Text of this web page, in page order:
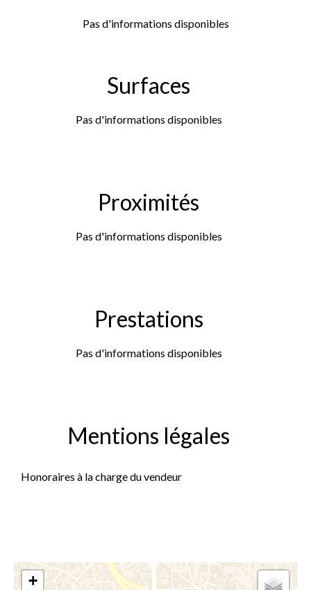
Pas d'informations disponibles
Surfaces
Pas d'informations disponibles
Proximités
Pas d'informations disponibles
Prestations
Pas d'informations disponibles
Mentions légales
Honoraires à la charge du vendeur
+